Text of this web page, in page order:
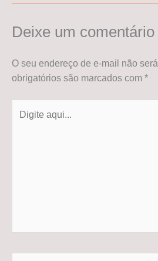
Deixe um comentário
O seu endereço de e-mail não
obrigatórios são marcados com *
aqui...